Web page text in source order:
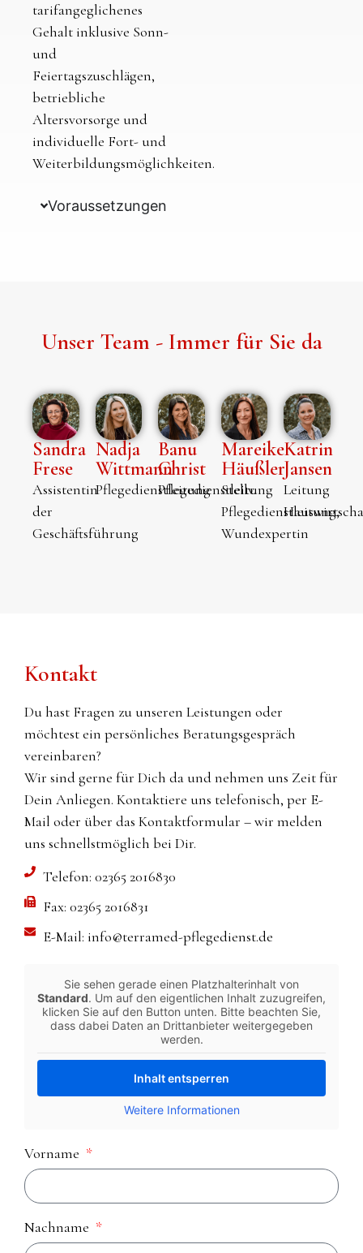
tarifangeglichenes
Gehalt inklusive Sonn-
und
Feiertagszuschlägen,
betriebliche
Altersvorsorge und
individuelle Fort- und
Weiterbildungsmöglichkeiten.
Voraussetzungen
Unser Team - Immer für Sie da
Sandra
Frese
Assistentin
der
Geschäftsführung
Nadja
Wittmann
Pflegedienstleitung
Banu
Christ
Pflegedienstleitung
Mareike
Häußler
Stellv.
Pflegedienstleitung,
Wundexpertin
Katrin
Jansen
Leitung
Kontakt
Du hast Fragen zu unseren Leistungen oder
möchtest ein persönliches Beratungsgespräch
vereinbaren?
Wir sind gerne für Dich da und nehmen uns Zeit für
Dein Anliegen. Kontaktiere uns telefonisch, per E-
Mail oder über das Kontaktformular – wir melden
uns schnellstmöglich bei Dir.
Telefon: 02365 2016830
Fax: 02365 2016831
E-Mail: info@terramed-pflegedienst.de
Sie sehen gerade einen Platzhalterinhalt von
Standard. Um auf den eigentlichen Inhalt zuzugreifen,
klicken Sie auf den Button unten. Bitte beachten Sie,
dass dabei Daten an Drittanbieter weitergegeben
werden.
Inhalt entsperren
Weitere Informationen
Vorname
Nachname